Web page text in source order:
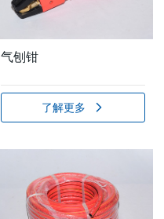
气刨钳
了解更多